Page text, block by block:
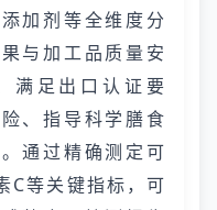
加剂等全维度分
与加工品质量安
满足出口认证要
、指导科学膳食
通过精确测定可
C等关键指标，可